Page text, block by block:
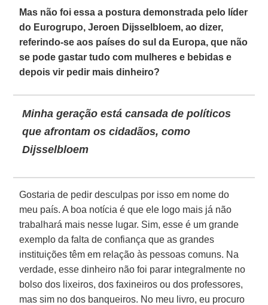
Mas não foi essa a postura demonstrada pelo líder
do Eurogrupo, Jeroen Dijsselbloem, ao dizer,
referindo-se aos países do sul da Europa, que não
se pode gastar tudo com mulheres e bebidas e
depois vir pedir mais dinheiro?
Minha geração está cansada de políticos
que afrontam os cidadãos, como
Dijsselbloem
Gostaria de pedir desculpas por isso em nome do
meu país. A boa notícia é que ele logo mais já não
trabalhará mais nesse lugar. Sim, esse é um grande
exemplo da falta de confiança que as grandes
instituições têm em relação às pessoas comuns. Na
verdade, esse dinheiro não foi parar integralmente no
bolso dos lixeiros, dos faxineiros ou dos professores,
mas sim no dos banqueiros. No meu livro, eu procuro